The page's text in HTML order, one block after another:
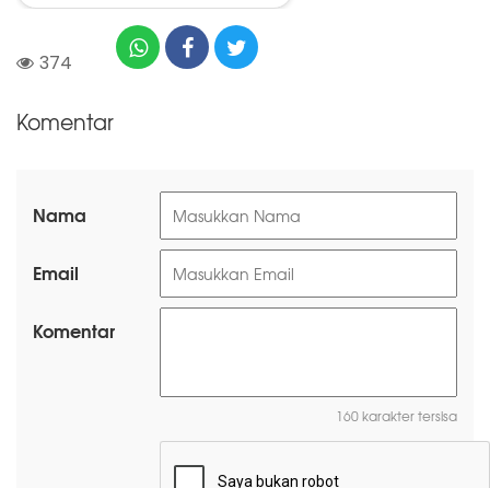
374
Komentar
Nama
Email
Komentar
160 karakter tersisa